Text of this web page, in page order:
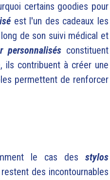
certains goodies pour
est l'un des cadeaux les
de son suivi médical et
personnalisésconstituent
ils contribuent à créer une
permettent de renforcer
le cas des stylos
des incontournables